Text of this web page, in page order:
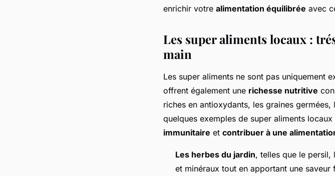
enrichir votre alimentation équilibrée avec
Les super aliments locaux :
main
Les super aliments ne sont pas uniquement
offrent également une richesse nutritive
riches en antioxydants, les graines
quelques exemples de super aliments
immunitaire et contribuer à une
Les herbes du jardin, telles que le persil,
et minéraux tout en apportant une saveur